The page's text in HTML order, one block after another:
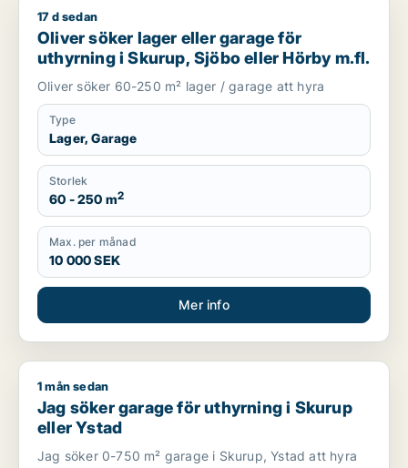
Oliver söker lager eller garage för uthyrning i Skurup, Sjöbo
17 d sedan
Oliver söker lager eller garage för
uthyrning i Skurup, Sjöbo eller Hörby m.fl.
Oliver söker 60-250 m² lager / garage att hyra
Type
Lager, Garage
Storlek
60 - 250 m2
Max. per månad
10 000 SEK
Mer info
Jag söker garage för uthyrning i Skurup eller Ystad
1 mån sedan
Jag söker garage för uthyrning i Skurup
eller Ystad
Jag söker 0-750 m² garage i Skurup, Ystad att hyra